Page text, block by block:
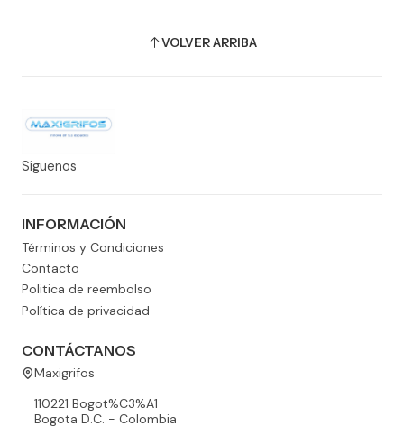
VOLVER ARRIBA
Síguenos
INFORMACIÓN
Términos y Condiciones
Contacto
Politica de reembolso
Política de privacidad
CONTÁCTANOS
Maxigrifos
110221 Bogot%C3%A1
Bogota D.C. - Colombia